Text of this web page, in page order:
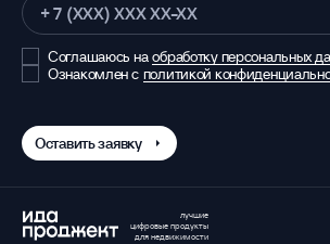
Соглашаюсь на обработку персональных
Ознакомлен с политикой
Оставить заявку
лучшие
цифровые продукты
для недвижимости